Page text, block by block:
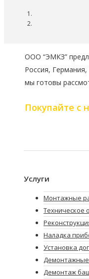
ООО “ЭМКЗ”
Россия,
мы готовы
Покупайте с
Услуги
Монтажные
Техническое
Наладка
Установка
Демонтаж